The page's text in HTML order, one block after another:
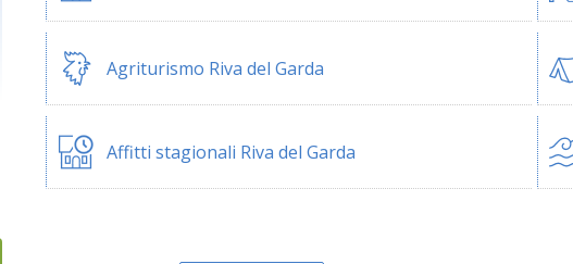
Agriturismo Riva del Garda
Affitti stagionali Riva del Garda